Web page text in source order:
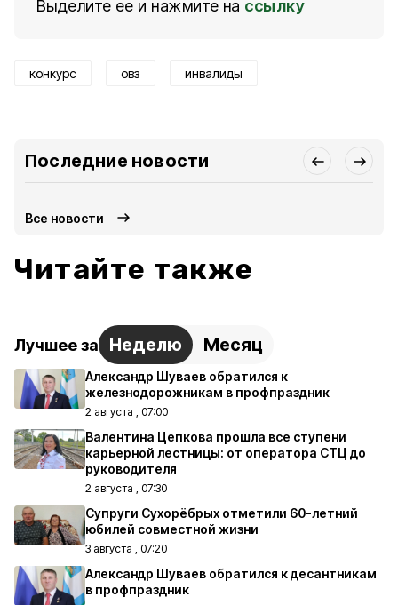
Выделите ее и нажмите на ссылку
конкурс овз инвалиды
Последние новости
Все новости
Читайте также
Лучшее за Неделю Месяц
Александр Шуваев обратился к
железнодорожникам в профпраздник
2 августа , 07:00
Валентина Цепкова прошла все ступени
карьерной лестницы: от оператора СТЦ до
руководителя
2 августа , 07:30
Супруги Сухорёбрых отметили 60-летний
юбилей совместной жизни
3 августа , 07:20
Александр Шуваев обратился к десантникам
в профпраздник